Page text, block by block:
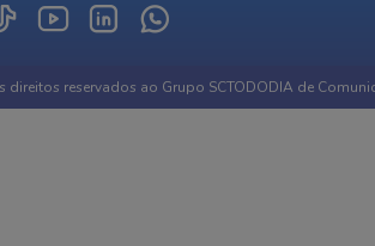
reservados ao Grupo SCTODODIA de